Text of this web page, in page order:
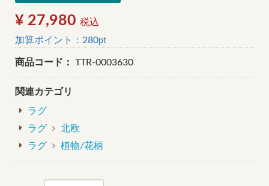
¥ 27,980 税込
加算ポイント： 280pt
商品コード： TTR-0003630
関連カテゴリ
ラグ
ラグ
北欧
ラグ
植物/花柄